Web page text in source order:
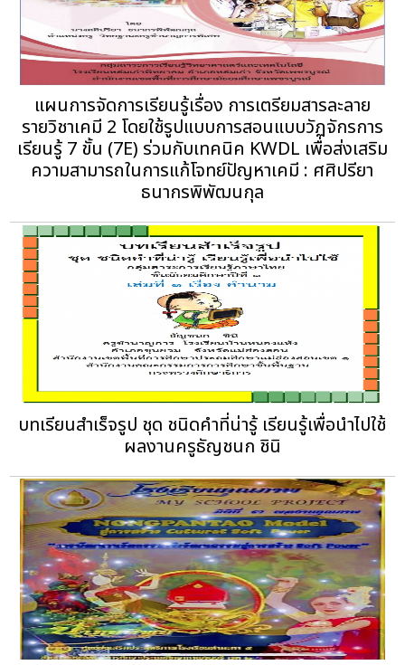
แผนการจัดการเรียนรู้เรื่อง การเตรียมสารละลาย
รายวิชาเคมี 2 โดยใช้รูปแบบการสอนแบบวัฏจักรการ
เรียนรู้ 7 ขั้น (7E) ร่วมกับเทคนิค KWDL เพื่อส่งเสริม
ความสามารถในการแก้โจทย์ปัญหาเคมี : ศศิปรียา
ธนากรพิพัฒนกุล
บทเรียนสำเร็จรูป ชุด ชนิดคำที่น่ารู้ เรียนรู้เพื่อนำไปใช้
ผลงานครูธัญชนก ชินิ